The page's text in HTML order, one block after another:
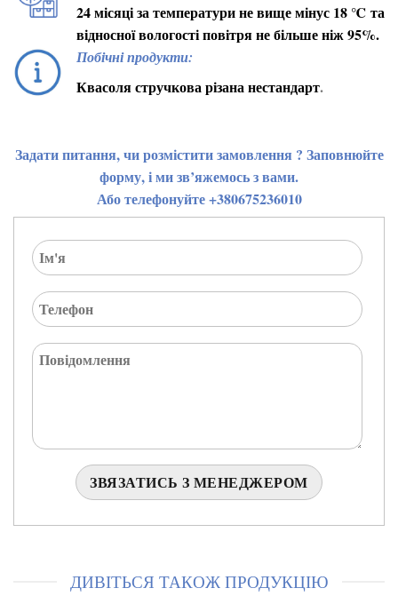
24 місяці за температури не вище мінус 18 ℃ та
відносної вологості повітря не більше ніж 95%.
Побічні продукти:
Квасоля стручкова різана нестандарт.
Задати питання, чи розмістити замовлення ? Заповнюйте
форму, і ми зв’яжемось з вами.
Або телефонуйте +380675236010
ДИВІТЬСЯ ТАКОЖ ПРОДУКЦІЮ